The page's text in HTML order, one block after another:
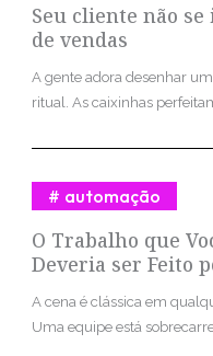
Seu cliente não
de vendas
A gente adora desenhar
ritual. As caixinhas
O Trabalho que
Deveria ser Feito
automação
A cena é clássica em
Uma equipe está